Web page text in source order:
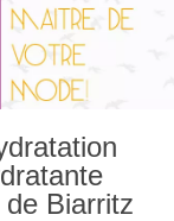
Biarritz